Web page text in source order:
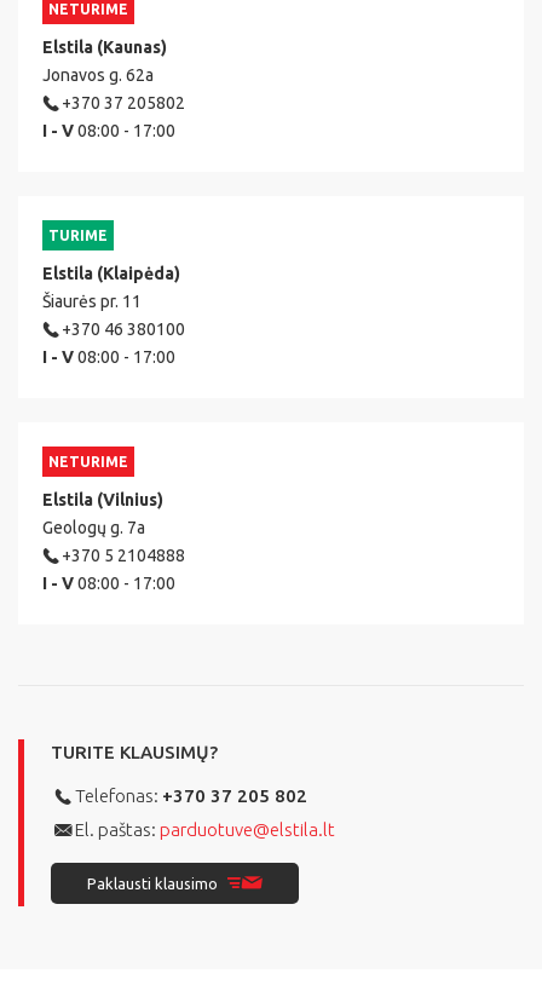
NETURIME
Elstila (Kaunas)
Jonavos g. 62a
+370 37 205802
I - V08:00 - 17:00
TURIME
Elstila (Klaipėda)
Šiaurės pr. 11
+370 46 380100
I - V08:00 - 17:00
NETURIME
Elstila (Vilnius)
Geologų g. 7a
+370 5 2104888
I - V08:00 - 17:00
TURITE KLAUSIMŲ?
Telefonas: +370 37 205 802
El. paštas: parduotuve@elstila.lt
Paklausti klausimo